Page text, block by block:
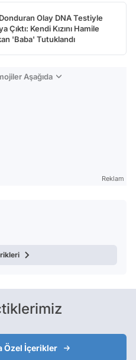
Olay DNA Testiyle
Çıktı: Kendi Kızını Hamile
'Baba' Tutuklandı
Aşağıda
Reklam
Özel İçerikler